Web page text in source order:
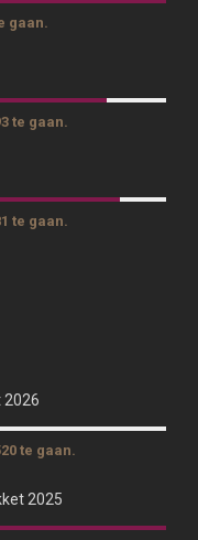
gaan.
te gaan.
te gaan.
2026
te gaan.
2025